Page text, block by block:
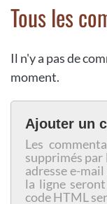
Tous les
Il n'y a pas de
moment.
Ajouter un
Les
supprimés
adresse e-
la ligne
code HTML